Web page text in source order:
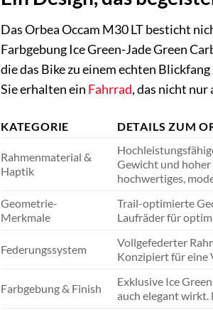
Das Orbea Occam M30 LT besticht
Farbgebung Ice Green-Jade Green
die das Bike zu einem echten
Sie erhalten ein Fahrrad, das nicht nur
KATEGORIE DETAILS ZUM
Rahmenmaterial &
Haptik
Gewicht und hoher
hochwertiges,
Geometrie-
Merkmale
Trail-optimierte
Laufräder für
Federungssystem
Vollgefederter
Konzipiert für eine
Farbgebung & Finish
Exklusive Ice
auch elegant wirkt.